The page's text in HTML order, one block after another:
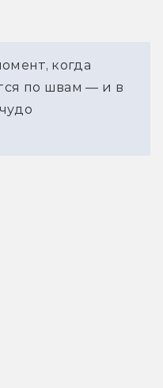
когда
по швам — и в